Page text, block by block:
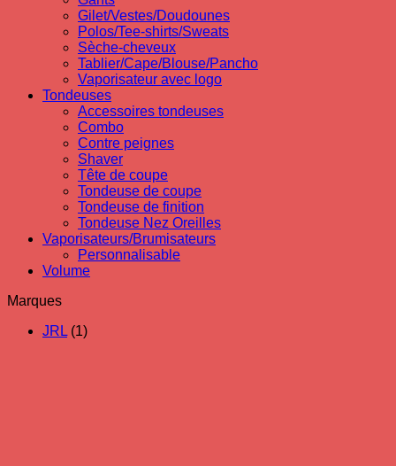
Gilet/Vestes/Doudounes
Polos/Tee-shirts/Sweats
Sèche-cheveux
Tablier/Cape/Blouse/Pancho
Vaporisateur avec logo
Tondeuses
Accessoires tondeuses
Combo
Contre peignes
Shaver
Tête de coupe
Tondeuse de coupe
Tondeuse de finition
Tondeuse Nez Oreilles
Vaporisateurs/Brumisateurs
Personnalisable
Volume
Marques
JRL (1)